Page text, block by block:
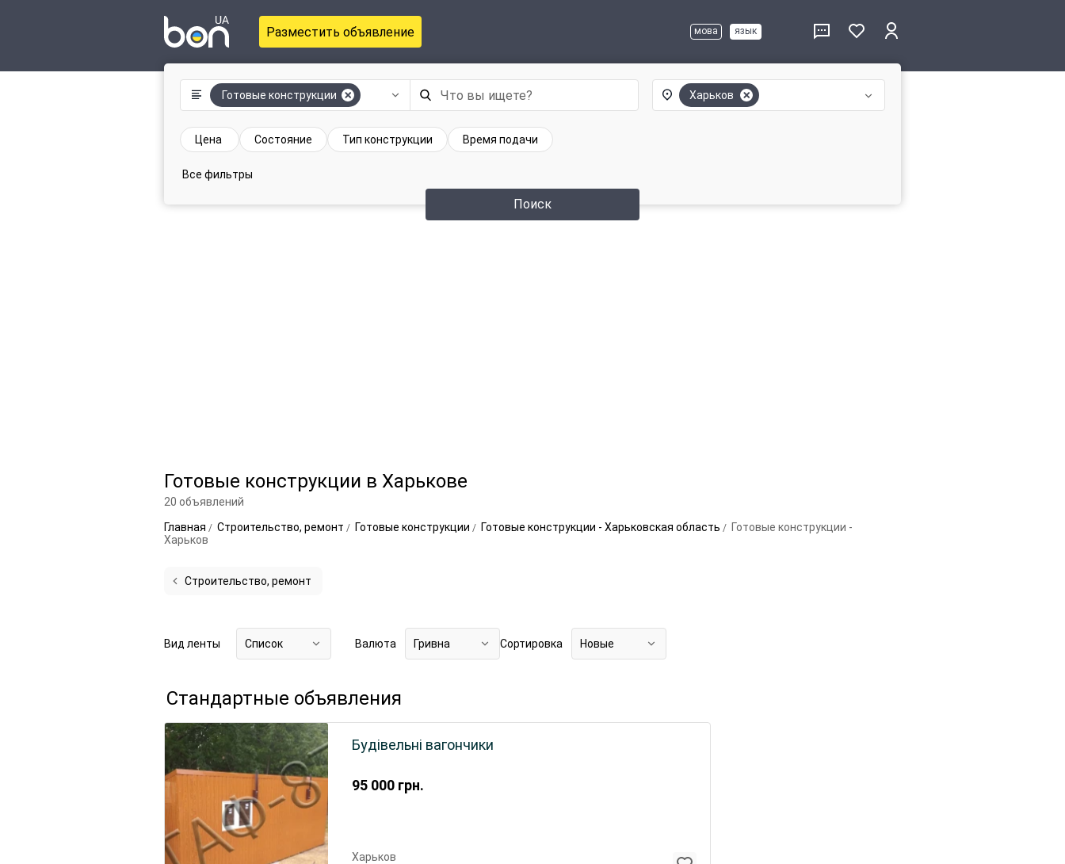
Разместить объявление мова язык
Готовые конструкции Харьков
Поиск
Цена Состояние Тип конструкции Время подачи
Все фильтры
Готовые конструкции в Харькове
20 объявлений
Главная
Строительство, ремонт Готовые конструкции Готовые конструкции - Харьковская область
Готовые конструкции -
Харьков
Строительство, ремонт
Вид ленты Список Валюта Гривна Сортировка Новые
Стандартные объявления
95 000 грн.
Будівельні вагончики
Харьков